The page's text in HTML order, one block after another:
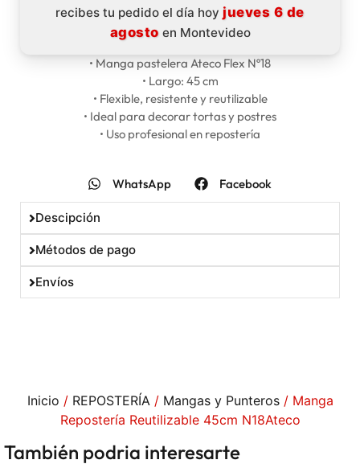
recibes tu pedido el día hoyjueves 6 de
agosto en Montevideo
• Manga pastelera Ateco Flex Nº18
• Largo: 45 cm
• Flexible, resistente y reutilizable
• Ideal para decorar tortas y postres
• Uso profesional en repostería
WhatsApp Facebook
Descipción
Métodos de pago
Envíos
Inicio / REPOSTERÍA/ Mangas y Punteros/ Manga
Repostería Reutilizable 45cm N18Ateco
También podria interesarte